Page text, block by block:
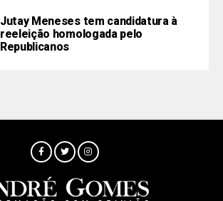
Jutay Meneses tem candidatura à
reeleição homologada pelo
Republicanos